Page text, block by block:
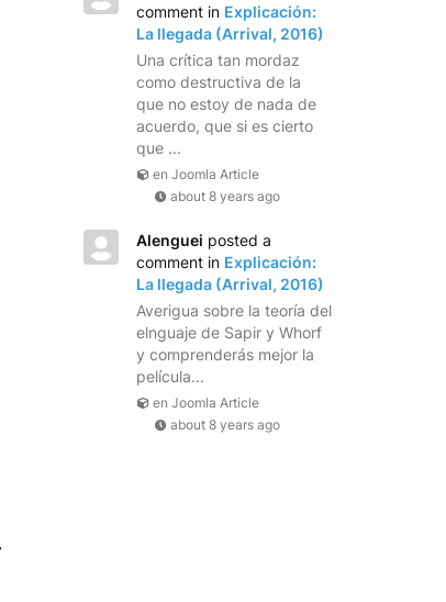
comment in Explicación:
La llegada (Arrival, 2016)
Una crítica tan mordaz
como destructiva de la
que no estoy de nada de
acuerdo, que si es cierto
que ...
en Joomla Article
about 8 years ago
Alenguei posted a
comment in Explicación:
La llegada (Arrival, 2016)
Averigua sobre la teoría del
elnguaje de Sapir y Whorf
y comprenderás mejor la
película...
en Joomla Article
about 8 years ago